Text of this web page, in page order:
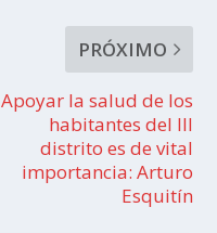
PRÓXIMO
Apoyar la salud de los
habitantes del III
distrito es de vital
importancia: Arturo
Esquitín